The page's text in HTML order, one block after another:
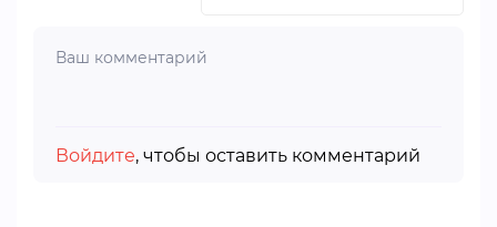
Войдите, чтобы оставить комментарий